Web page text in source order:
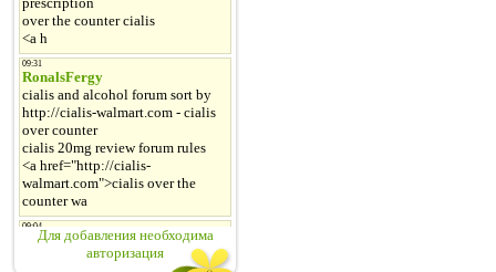
Для добавления необходима
авторизация